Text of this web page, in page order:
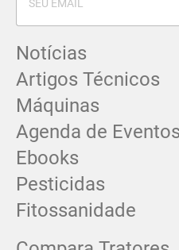
Notícias
Artigos Técnicos
Máquinas
Agenda de Eventos
Ebooks
Pesticidas
Fitossanidade